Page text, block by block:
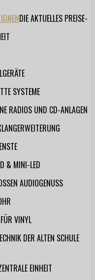
DIE AKTUELLES PREISE-
SYSTEME
RADIOS UND CD-ANLAGEN
& MINI-LED
AUDIOGENUSS
VINYL
DER ALTEN SCHULE
EINHEIT